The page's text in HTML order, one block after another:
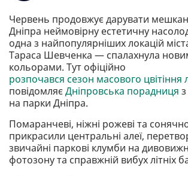
Червень продовжує дарувати
Дніпра неймовірну естетичну
одна з найпопулярніших локацій
Тараса Шевченка — спалахнула
кольорами. Тут офіційно
розпочався сезон масового цвітіння
повідомляєДніпровська порадниця
на парки Дніпра.
Помаранчеві, ніжні рожеві та
прикрасили центральні алеї,
звичайні паркові клумби на
фотозону та справжній вибух літніх